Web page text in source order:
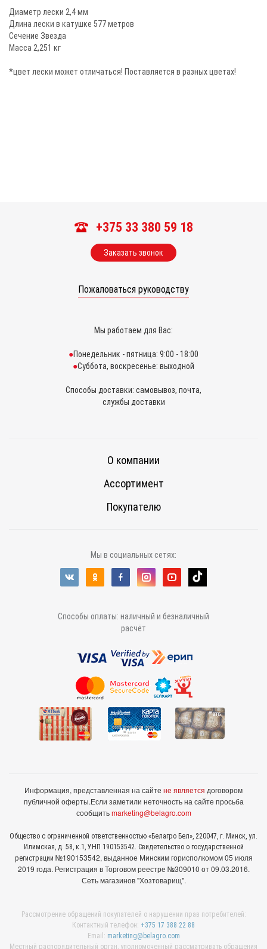
Диаметр лески 2,4 мм
Длина лески в катушке 577 метров
Сечение Звезда
Масса 2,251 кг
*цвет лески может отличаться! Поставляется в разных цветах!
+375 33 380 59 18
Заказать звонок
Пожаловаться руководству
Мы работаем для Вас:
Понедельник - пятница: 9:00 - 18:00
Суббота, воскресенье: выходной
Способы доставки: самовывоз, почта,
службы доставки
О компании
Ассортимент
Покупателю
Мы в социальных сетях:
Способы оплаты: наличный и безналичный
расчёт
Информация, представленная на сайте не является договором
публичной оферты.Если заметили неточность на сайте просьба
сообщитьmarketing@belagro.com
Общество с ограниченной ответственностью «Белагро Бел», 220047, г. Минск, ул.
Илимская, д. 58, к.1, УНП 190153542. Свидетельство о государственной
регистрации №190153542, выданное Минcким горисполкомом 05 июля
2019 года. Регистрация в Торговом реестре №309010 от 09.03.2016.
Сеть магазинов "Хозтоварищ".
Рассмотрение обращений покупателей о нарушении прав потребителей:
Контактный телефон: +375 17 388 22 88
Email: marketing@belagro.com
Местный распорядительный орган, уполномоченный рассматривать обращения